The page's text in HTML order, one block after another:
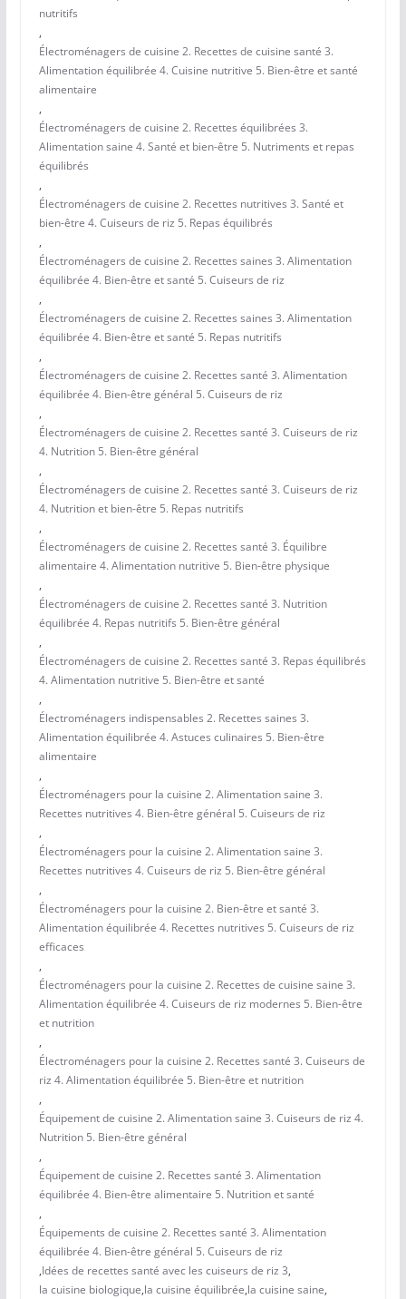
nutritifs
,
Électroménagers de cuisine 2. Recettes de cuisine santé 3.
Alimentation équilibrée 4. Cuisine nutritive 5. Bien-être et santé
alimentaire
,
Électroménagers de cuisine 2. Recettes équilibrées 3.
Alimentation saine 4. Santé et bien-être 5. Nutriments et repas
équilibrés
,
Électroménagers de cuisine 2. Recettes nutritives 3. Santé et
bien-être 4. Cuiseurs de riz 5. Repas équilibrés
,
Électroménagers de cuisine 2. Recettes saines 3. Alimentation
équilibrée 4. Bien-être et santé 5. Cuiseurs de riz
,
Électroménagers de cuisine 2. Recettes saines 3. Alimentation
équilibrée 4. Bien-être et santé 5. Repas nutritifs
,
Électroménagers de cuisine 2. Recettes santé 3. Alimentation
équilibrée 4. Bien-être général 5. Cuiseurs de riz
,
Électroménagers de cuisine 2. Recettes santé 3. Cuiseurs de riz
4. Nutrition 5. Bien-être général
,
Électroménagers de cuisine 2. Recettes santé 3. Cuiseurs de riz
4. Nutrition et bien-être 5. Repas nutritifs
,
Électroménagers de cuisine 2. Recettes santé 3. Équilibre
alimentaire 4. Alimentation nutritive 5. Bien-être physique
,
Électroménagers de cuisine 2. Recettes santé 3. Nutrition
équilibrée 4. Repas nutritifs 5. Bien-être général
,
Électroménagers de cuisine 2. Recettes santé 3. Repas équilibrés
4. Alimentation nutritive 5. Bien-être et santé
,
Électroménagers indispensables 2. Recettes saines 3.
Alimentation équilibrée 4. Astuces culinaires 5. Bien-être
alimentaire
,
Électroménagers pour la cuisine 2. Alimentation saine 3.
Recettes nutritives 4. Bien-être général 5. Cuiseurs de riz
,
Électroménagers pour la cuisine 2. Alimentation saine 3.
Recettes nutritives 4. Cuiseurs de riz 5. Bien-être général
,
Électroménagers pour la cuisine 2. Bien-être et santé 3.
Alimentation équilibrée 4. Recettes nutritives 5. Cuiseurs de riz
efficaces
,
Électroménagers pour la cuisine 2. Recettes de cuisine saine 3.
Alimentation équilibrée 4. Cuiseurs de riz modernes 5. Bien-être
et nutrition
,
Électroménagers pour la cuisine 2. Recettes santé 3. Cuiseurs de
riz 4. Alimentation équilibrée 5. Bien-être et nutrition
,
Équipement de cuisine 2. Alimentation saine 3. Cuiseurs de riz 4.
Nutrition 5. Bien-être général
,
Équipement de cuisine 2. Recettes santé 3. Alimentation
équilibrée 4. Bien-être alimentaire 5. Nutrition et santé
,
Équipements de cuisine 2. Recettes santé 3. Alimentation
équilibrée 4. Bien-être général 5. Cuiseurs de riz
,Idées de recettes santé avec les cuiseurs de riz 3,
la cuisine biologique,la cuisine équilibrée,la cuisine saine,